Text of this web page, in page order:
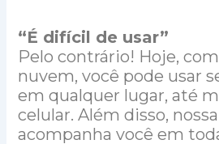
“É difícil de usar”
Pelo contrário! Hoje,
nuvem, você pode usar
em qualquer lugar, até
celular. Além disso,
acompanha você em